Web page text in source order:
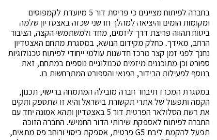
בחברה לפיתוח מציינים כי פריסת דור 5 מיועדת לקמפוסים
ומקומות הומים והיציאה למהלך חדשני שכזה באצטדיון שלמה
ביטוח תהווה פריצת דרך ליזמים, מחד ולמשתמשי הקצה, הציבור
הרחב, מאידך. כחלק מקידום הנושא, במסגרת מתחם האצטדיון
נחנך לפני זמן קצר מרכז חדשנות עולמי ייחודי לפיתוח טכנולוגיות
ספורט וכן מתוכננים מיזמים טכנולוגיים נוספים במתחם, זאת
בנוסף לפעילות הבידור, הפנאי והספורט המתרחשות בו.
במסגרת המכרז תיבחר חברה מובילה המתמחה ברישוי, תכנון,
הקמה ותפעול של אתרי תקשורת בישראל והיא זו שתספק ותקים
את רשת הסלולאר הפרטית דור 5 באצטדיון ותהא אמונה יחד עם
החברה לפיתוח לאספקת שירותי הדור החמישי. החברה הזוכה
תפעל להקמת ליבת G5 פרטית, אספקת כיסוי ורוחב פס מתאים,